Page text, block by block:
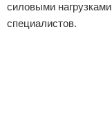
силовыми
специалистов.